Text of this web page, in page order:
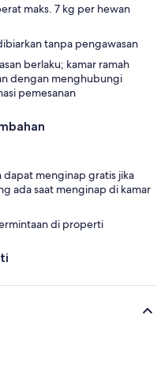
maks. 7 kg per hewan
tanpa pengawasan
berlaku; kamar ramah
dengan menghubungi
pemesanan
dapat menginap gratis jika
ada saat menginap di kamar
di properti